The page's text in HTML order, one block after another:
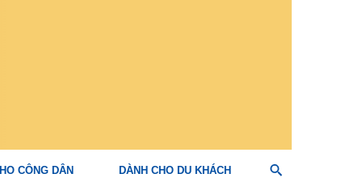
CÔNG DÂN DÀNH CHO DU KHÁCH